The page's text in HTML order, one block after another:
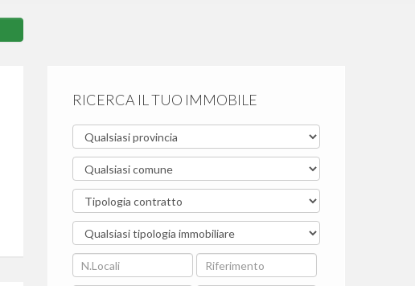
RICERCA IL TUO IMMOBILE